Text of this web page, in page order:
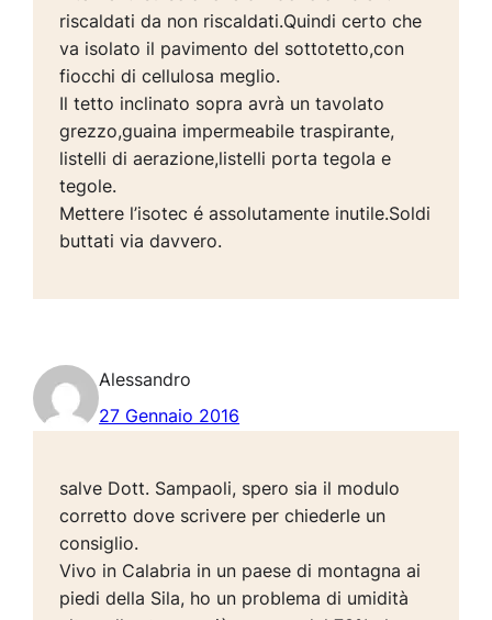
riscaldati da non riscaldati.Quindi certo che
va isolato il pavimento del sottotetto,con
fiocchi di cellulosa meglio.
Il tetto inclinato sopra avrà un tavolato
grezzo,guaina impermeabile traspirante,
listelli di aerazione,listelli porta tegola e
tegole.
Mettere l’isotec é assolutamente inutile.Soldi
buttati via davvero.
Alessandro
27 Gennaio 2016
salve Dott. Sampaoli, spero sia il modulo
corretto dove scrivere per chiederle un
consiglio.
Vivo in Calabria in un paese di montagna ai
piedi della Sila, ho un problema di umidità